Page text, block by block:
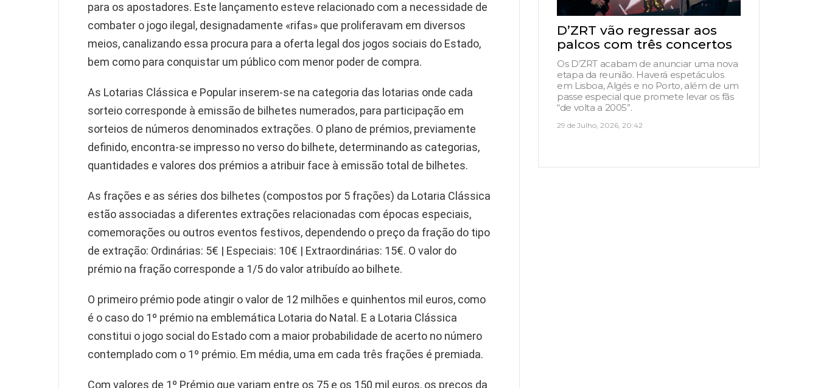
para os apostadores. Este lançamento esteve relacionado com a necessidade de
combater o jogo ilegal, designadamente «rifas» que proliferavam em diversos
meios, canalizando essa procura para a oferta legal dos jogos sociais do Estado,
bem como para conquistar um público com menor poder de compra.
As Lotarias Clássica e Popular inserem-se na categoria das lotarias onde cada
sorteio corresponde à emissão de bilhetes numerados, para participação em
sorteios de números denominados extrações. O plano de prémios, previamente
definido, encontra-se impresso no verso do bilhete, determinando as categorias,
quantidades e valores dos prémios a atribuir face à emissão total de bilhetes.
As frações e as séries dos bilhetes (compostos por 5 frações) da Lotaria Clássica
estão associadas a diferentes extrações relacionadas com épocas especiais,
comemorações ou outros eventos festivos, dependendo o preço da fração do tipo
de extração: Ordinárias: 5€ | Especiais: 10€ | Extraordinárias: 15€. O valor do
prémio na fração corresponde a 1/5 do valor atribuído ao bilhete.
O primeiro prémio pode atingir o valor de 12 milhões e quinhentos mil euros, como
é o caso do 1º prémio na emblemática Lotaria do Natal. E a Lotaria Clássica
constitui o jogo social do Estado com a maior probabilidade de acerto no número
contemplado com o 1º prémio. Em média, uma em cada três frações é premiada.
Com valores de 1º Prémio que variam entre os 75 e os 150 mil euros, os preços da
D’ZRT vão regressar aos
palcos com três concertos
Os D’ZRT acabam de anunciar uma nova
etapa da reunião. Haverá espetáculos
em Lisboa, Algés e no Porto, além de um
passe especial que promete levar os fãs
“de volta a 2005”.
29 de Julho, 2026, 20:42